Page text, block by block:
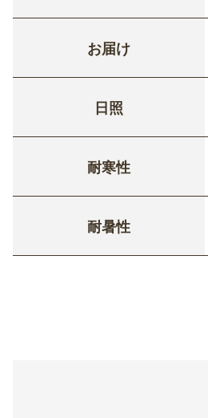
お届け
日照
耐寒性
耐暑性